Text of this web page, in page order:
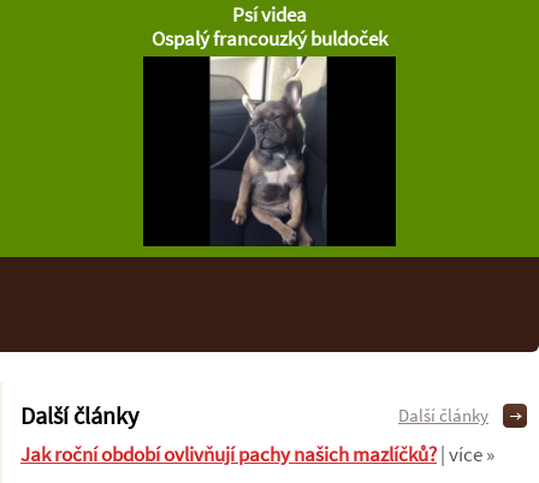
Psí videa
Ospalý francouzký buldoček
Další články
Jak roční období ovlivňují pachy našich mazlíčků?| více »
Další články